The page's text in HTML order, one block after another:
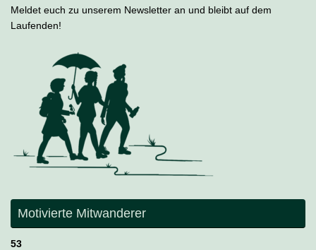
Meldet euch zu unserem Newsletter an und bleibt auf dem
Laufenden!
Motivierte Mitwanderer
53